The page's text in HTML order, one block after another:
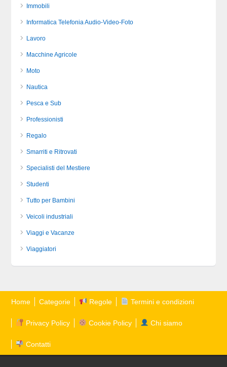
Immobili
Informatica Telefonia Audio-Video-Foto
Lavoro
Macchine Agricole
Moto
Nautica
Pesca e Sub
Professionisti
Regalo
Smarriti e Ritrovati
Specialisti del Mestiere
Studenti
Tutto per Bambini
Veicoli industriali
Viaggi e Vacanze
Viaggiatori
Home Categorie Regole Termini e condizioni
Privacy Policy Cookie Policy Chi siamo
Contatti